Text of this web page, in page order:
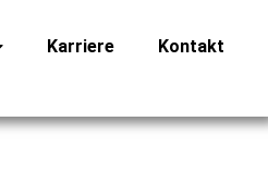
Karriere Kontakt